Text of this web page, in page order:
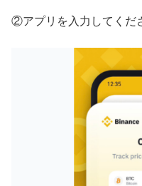
②アプリを入力してくだ